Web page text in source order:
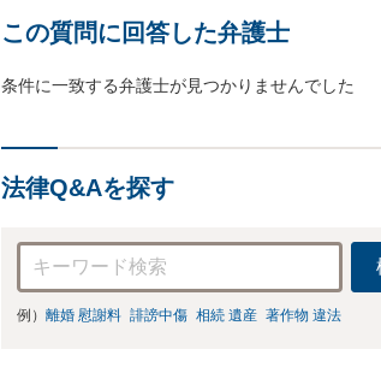
この質問に回答した弁護士
条件に一致する弁護士が見つかりませんでした
法律Q&Aを探す
例） 離婚 慰謝料 誹謗中傷 相続 遺産 著作物 違法